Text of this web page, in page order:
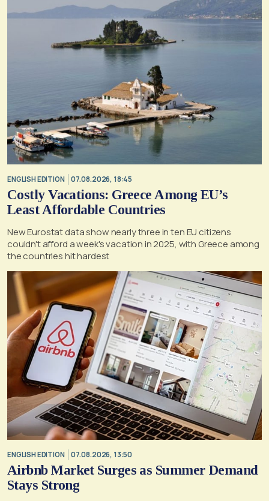
ENGLISH EDITION 07.08.2026, 18:45
Costly Vacations: Greece Among EU’s
Least Affordable Countries
New Eurostat data show nearly three in ten EU citizens
couldn't afford a week's vacation in 2025, with Greece among
the countries hit hardest
ENGLISH EDITION 07.08.2026, 13:50
Airbnb Market Surges as Summer Demand
Stays Strong